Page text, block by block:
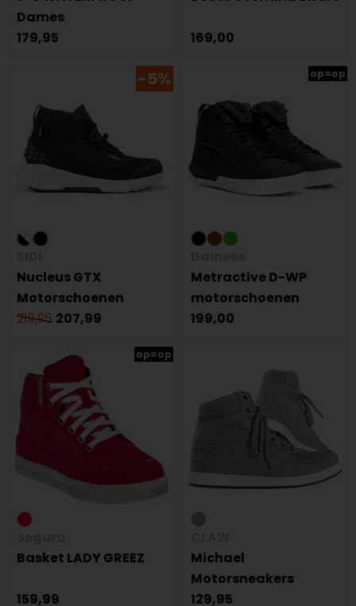
Dames
179,95
169,00
-5%
Nucleus GTX
Motorschoenen
219,95 207,99
op=op
Metractive D-WP
motorschoenen
199,00
op=op
Basket LADY GREEZ
159,99
Michael
Motorsneakers
129,95